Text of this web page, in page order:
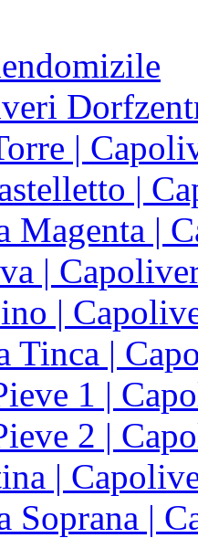
|
|
Magenta |
|
|
Tinca |
1 |
2 |
|
Soprana |